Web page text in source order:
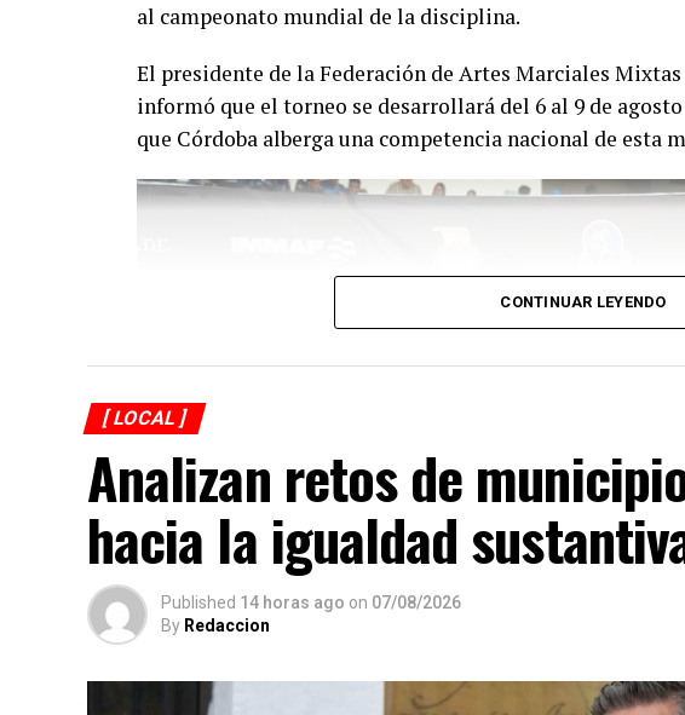
al campeonato mundial de la disciplina.
El presidente de la Federación de Artes Marciales
informó que el torneo se desarrollará del 6 al 9 de
que Córdoba alberga una competencia nacional de esta
representarán a México en el campeonato mundial
CONTINUAR LEYENDO
[ LOCAL ]
Analizan retos de
hacia la igualdad
Published 14 horas ago on 07/08/2026
By Redaccion